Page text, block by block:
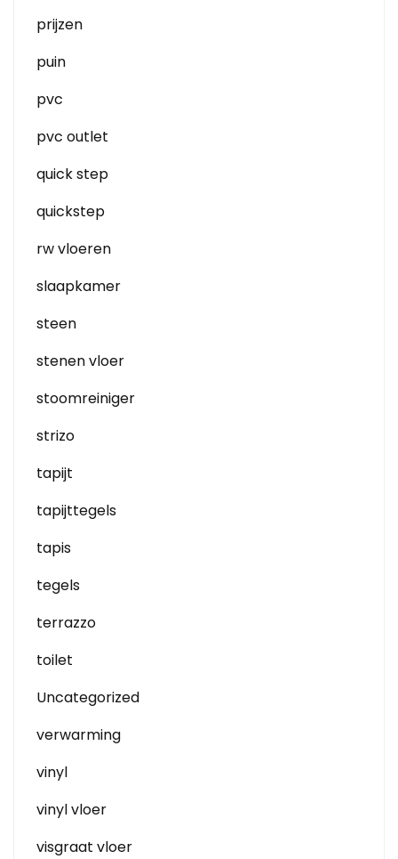
prijzen
puin
pvc
pvc outlet
quick step
quickstep
rw vloeren
slaapkamer
steen
stenen vloer
stoomreiniger
strizo
tapijt
tapijttegels
tapis
tegels
terrazzo
toilet
Uncategorized
verwarming
vinyl
vinyl vloer
visgraat vloer